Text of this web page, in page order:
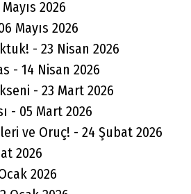
2026
Mayıs 2026
- 23 Nisan 2026
- 14 Nisan 2026
- 23 Mart 2026
- 05 Mart 2026
ve Oruç! - 24 Şubat 2026
2026
2026